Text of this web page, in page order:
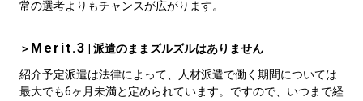
常の選考よりもチャンスが広がります。
＞ Merit.3
| 派遣のままズルズルはありません
紹介予定派遣は法律によって、人材派遣で働く期間については
最大でも6ヶ月未満と定められています。ですので、いつまで経